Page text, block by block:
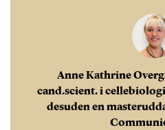
Anne Kathrine
cand.scient. i cellebiologi
desuden en